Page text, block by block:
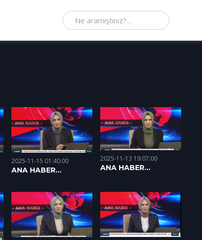
Ne aramıştınız
2025-11-15 01:40:00
ANA HABER
2025-11-13 19:07:00
ANA HABER